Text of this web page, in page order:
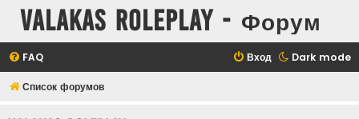
Valakas Roleplay - Форум
Dark mode
FAQ Вход
Список форумов